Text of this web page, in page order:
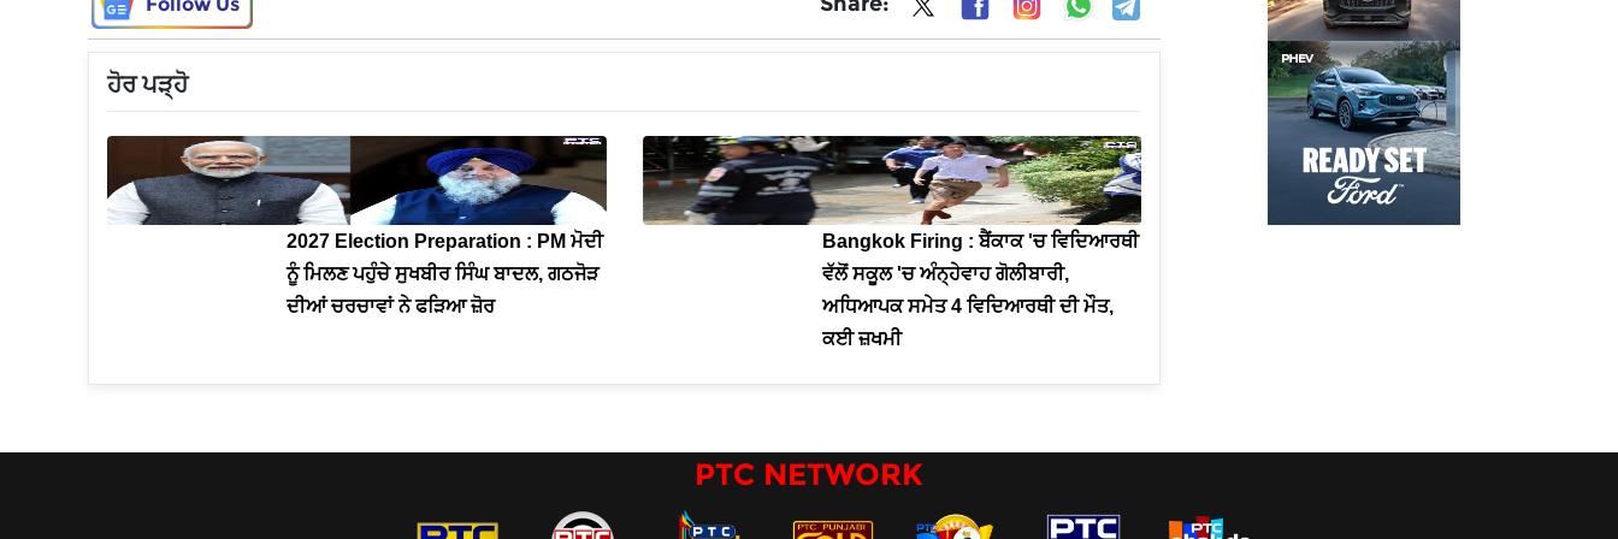
Follow Us
ਹੋਰ ਪੜ੍ਹੋ
2027 Election Preparation : PM ਮੋਦੀ
ਨੂੰ ਮਿਲਣ ਪਹੁੰਚੇ ਸੁਖਬੀਰ ਸਿੰਘ ਬਾਦਲ, ਗਠਜੋੜ
ਦੀਆਂ ਚਰਚਾਵਾਂ ਨੇ ਫੜਿਆ ਜ਼ੋਰ
Bangkok Firing : ਬੈਂਕਾਕ 'ਚ ਵਿਦਿਆਰਥੀ
ਵੱਲੋਂ ਸਕੂਲ 'ਚ ਅੰਨ੍ਹੇਵਾਹ ਗੋਲੀਬਾਰੀ,
ਅਧਿਆਪਕ ਸਮੇਤ 4 ਵਿਦਿਆਰਥੀ ਦੀ ਮੌਤ,
ਕਈ ਜ਼ਖਮੀ
PTC NETWORK